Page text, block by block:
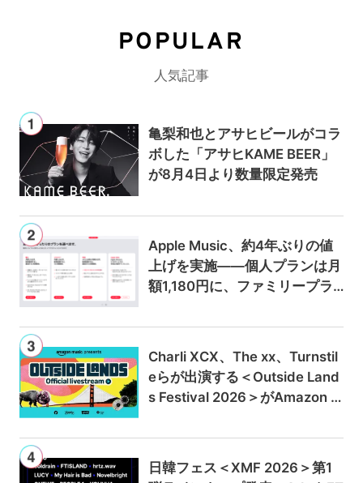
POPULAR
人気記事
亀梨和也とアサヒビールがコラ
ボした「アサヒKAME BEER」
が8月4日より数量限定発売
Apple Music、約4年ぶりの値
上げを実施——個人プランは月
額1,180円に、ファミリープラ
Charli XCX、The xx、Turnstil
eらが出演する＜Outside Land
s Festival 2026＞がAmazon M
ブ配信
日韓フェス＜XMF 2026＞第1